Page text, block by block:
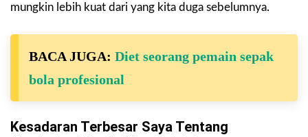
mungkin lebih kuat dari yang kita duga sebelumnya.
BACA JUGA: Diet seorang pemain sepak
bola profesional
Kesadaran Terbesar Saya Tentang